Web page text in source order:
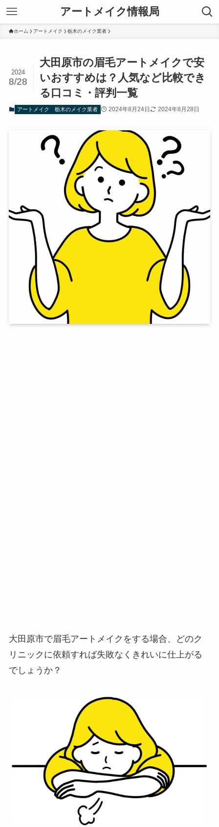
アートメイク情報局
ホーム アートメイク 栃木のメイク業者
大田原市の眉毛アートメイクで安
いおすすめは？人気など比較でき
る口コミ・評判一覧
2024
8/28
アートメイク 栃木のメイク業者 2024年8月24日 2024年8月28日
大田原市で眉毛アートメイクをする場合、
どのク
リニックに依頼すれば失敗なくきれいに仕上がる
でしょうか？